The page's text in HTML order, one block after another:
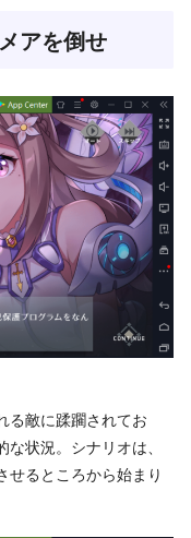
アを倒せ
る敵に蹂躙されてお
状況。シナリオは、
せるところから始まり